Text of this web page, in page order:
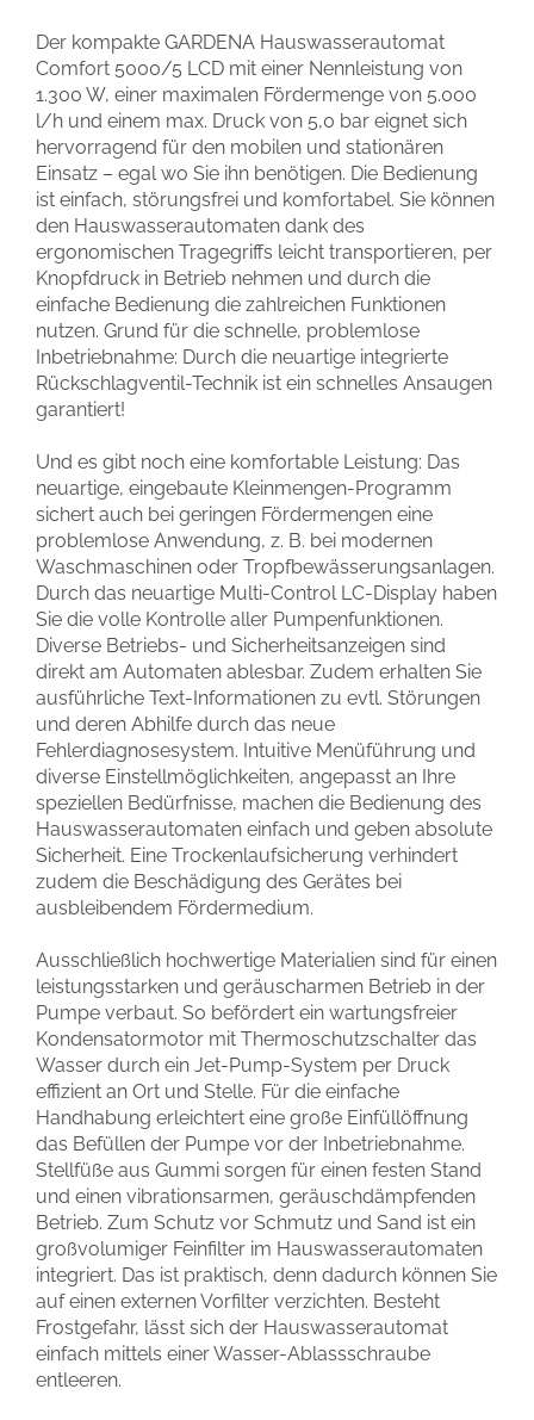
Der kompakte GARDENA Hauswasserautomat
Comfort 5000/5 LCD mit einer Nennleistung von
1.300 W, einer maximalen Fördermenge von 5.000
l/h und einem max. Druck von 5,0 bar eignet sich
hervorragend für den mobilen und stationären
Einsatz – egal wo Sie ihn benötigen. Die Bedienung
ist einfach, störungsfrei und komfortabel. Sie können
den Hauswasserautomaten dank des
ergonomischen Tragegriffs leicht transportieren, per
Knopfdruck in Betrieb nehmen und durch die
einfache Bedienung die zahlreichen Funktionen
nutzen. Grund für die schnelle, problemlose
Inbetriebnahme: Durch die neuartige integrierte
Rückschlagventil-Technik ist ein schnelles Ansaugen
garantiert!
Und es gibt noch eine komfortable Leistung: Das
neuartige, eingebaute Kleinmengen-Programm
sichert auch bei geringen Fördermengen eine
problemlose Anwendung, z. B. bei modernen
Waschmaschinen oder Tropfbewässerungsanlagen.
Durch das neuartige Multi-Control LC-Display haben
Sie die volle Kontrolle aller Pumpenfunktionen.
Diverse Betriebs- und Sicherheitsanzeigen sind
direkt am Automaten ablesbar. Zudem erhalten Sie
ausführliche Text-Informationen zu evtl. Störungen
und deren Abhilfe durch das neue
Fehlerdiagnosesystem. Intuitive Menüführung und
diverse Einstellmöglichkeiten, angepasst an Ihre
speziellen Bedürfnisse, machen die Bedienung des
Hauswasserautomaten einfach und geben absolute
Sicherheit. Eine Trockenlaufsicherung verhindert
zudem die Beschädigung des Gerätes bei
ausbleibendem Fördermedium.
Ausschließlich hochwertige Materialien sind für einen
leistungsstarken und geräuscharmen Betrieb in der
Pumpe verbaut. So befördert ein wartungsfreier
Kondensatormotor mit Thermoschutzschalter das
Wasser durch ein Jet-Pump-System per Druck
effizient an Ort und Stelle. Für die einfache
Handhabung erleichtert eine große Einfüllöffnung
das Befüllen der Pumpe vor der Inbetriebnahme.
Stellfüße aus Gummi sorgen für einen festen Stand
und einen vibrationsarmen, geräuschdämpfenden
Betrieb. Zum Schutz vor Schmutz und Sand ist ein
großvolumiger Feinfilter im Hauswasserautomaten
integriert. Das ist praktisch, denn dadurch können Sie
auf einen externen Vorfilter verzichten. Besteht
Frostgefahr, lässt sich der Hauswasserautomat
einfach mittels einer Wasser-Ablassschraube
entleeren.